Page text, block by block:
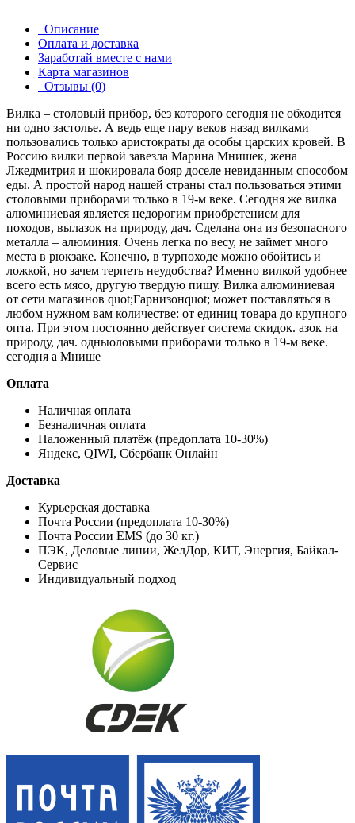
Описание
Оплата и доставка
Заработай вместе с нами
Карта магазинов
Отзывы (0)
Вилка – столовый прибор, без которого сегодня не обходится
ни одно застолье. А ведь еще пару веков назад вилками
пользовались только аристократы да особы царских кровей. В
Россию вилки первой завезла Марина Мнишек, жена
Лжедмитрия и шокировала бояр доселе невиданным способом
еды. А простой народ нашей страны стал пользоваться этими
столовыми приборами только в 19-м веке. Сегодня же вилка
алюминиевая является недорогим приобретением для
походов, вылазок на природу, дач. Сделана она из безопасного
металла – алюминия. Очень легка по весу, не займет много
места в рюкзаке. Конечно, в турпоходе можно обойтись и
ложкой, но зачем терпеть неудобства? Именно вилкой удобнее
всего есть мясо, другую твердую пищу. Вилка алюминиевая
от сети магазинов quot;Гарнизонquot; может поставляться в
любом нужном вам количестве: от единиц товара до крупного
опта. При этом постоянно действует система скидок. азок на
природу, дач. одныоловыми приборами только в 19-м веке.
сегодня а Мнише
Оплата
Наличная оплата
Безналичная оплата
Наложенный платёж (предоплата 10-30%)
Яндекс, QIWI, Сбербанк Онлайн
Доставка
Курьерская доставка
Почта России (предоплата 10-30%)
Почта России EMS (до 30 кг.)
ПЭК, Деловые линии, ЖелДор, КИТ, Энергия, Байкал-
Сервис
Индивидуальный подход